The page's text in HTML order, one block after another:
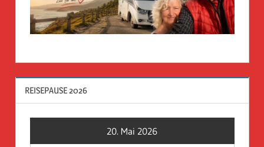
REISEPAUSE 2026
20. Mai 2026